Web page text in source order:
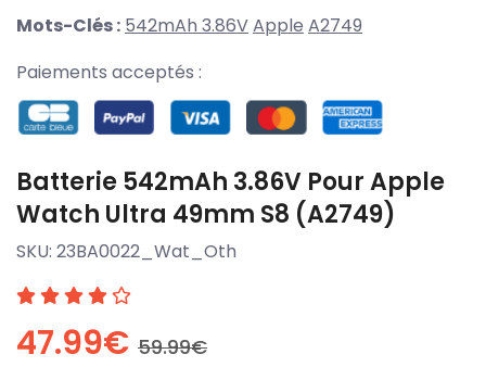
Mots-Clés : 542mAh 3.86VApple A2749
Paiements acceptés :
Batterie 542mAh 3.86V Pour Apple
Watch Ultra 49mm S8 (A2749)
SKU: 23BA0022_Wat_Oth
47.99€ 59.99€